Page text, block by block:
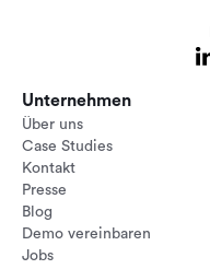
Unternehmen
Über uns
Case Studies
Kontakt
Presse
Blog
Demo vereinbaren
Jobs